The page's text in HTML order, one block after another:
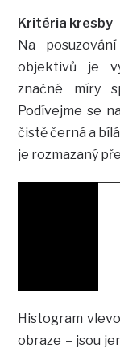
Kritéria kresby
Na
objektivů je
značné míry
Podívejme se
čistě černá a
je rozmazaný
Histogram
obraze – jsou